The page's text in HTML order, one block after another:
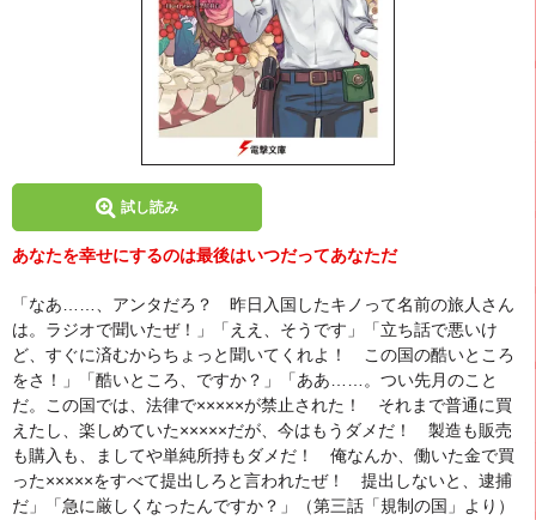
試し読み
あなたを幸せにするのは最後はいつだってあなただ
「なあ……、アンタだろ？ 昨日入国したキノって名前の旅人さん
は。ラジオで聞いたぜ！」「ええ、そうです」「立ち話で悪いけ
ど、すぐに済むからちょっと聞いてくれよ！ この国の酷いところ
をさ！」「酷いところ、ですか？」「ああ……。つい先月のこと
だ。この国では、法律で×××××が禁止された！ それまで普通に買
えたし、楽しめていた×××××だが、今はもうダメだ！ 製造も販売
も購入も、ましてや単純所持もダメだ！ 俺なんか、働いた金で買
った×××××をすべて提出しろと言われたぜ！ 提出しないと、逮捕
だ」「急に厳しくなったんですか？」（第三話「規制の国」より）